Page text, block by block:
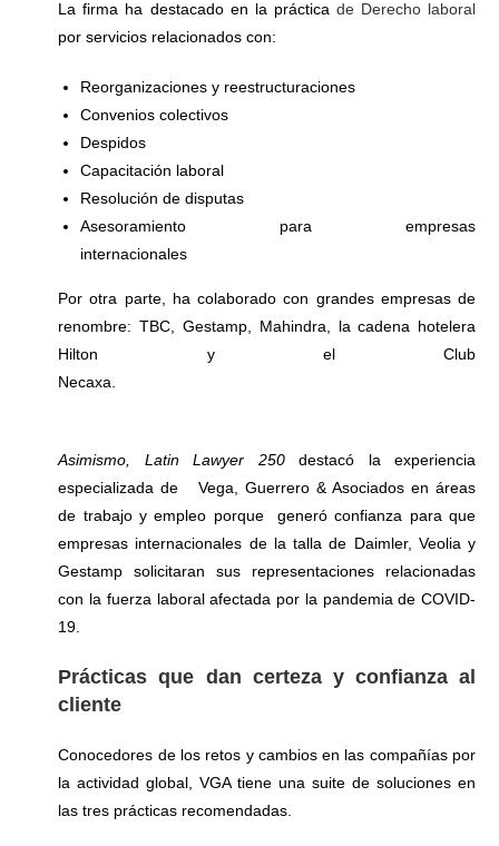
La firma ha destacado en la práctica de Derecho laboral
por servicios relacionados con:
Reorganizaciones y reestructuraciones
Convenios colectivos
Despidos
Capacitación laboral
Resolución de disputas
Asesoramiento para empresas
internacionales
Por otra parte, ha colaborado con grandes empresas de
renombre: TBC, Gestamp, Mahindra, la cadena hotelera
Hilton y el Club
Necaxa.
Asimismo, Latin Lawyer 250destacó la experiencia
especializada de Vega, Guerrero & Asociados en áreas
de trabajo y empleo porque generó confianza para que
empresas internacionales de la talla de Daimler, Veolia y
Gestamp solicitaran sus representaciones relacionadas
con la fuerza laboral afectada por la pandemia de COVID-
19.
Prácticas que dan certeza y confianza al
cliente
Conocedores de los retos y cambios en las compañías por
la actividad global, VGA tiene una suite de soluciones en
las tres prácticas recomendadas.